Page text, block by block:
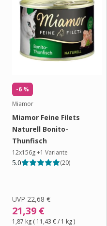
-6 %
Miamor
Miamor Feine Filets
Naturell Bonito-
Thunfisch
12x156g+1 Variante
5.0 (20)
UVP 22,68 €
21,39 €
1,87 kg ( 11,43 €/ 1 kg)